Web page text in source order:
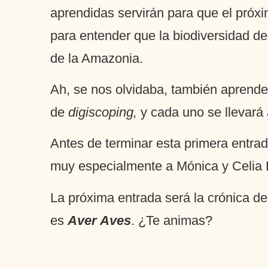
aprendidas servirán para que el
para entender que la biodiversidad
de la Amazonia.
Ah, se nos olvidaba, también
de digiscoping, y cada uno se
Antes de terminar esta primera
muy especialmente a Mónica y
La próxima entrada será la crónica
es Aver Aves. ¿Te animas?